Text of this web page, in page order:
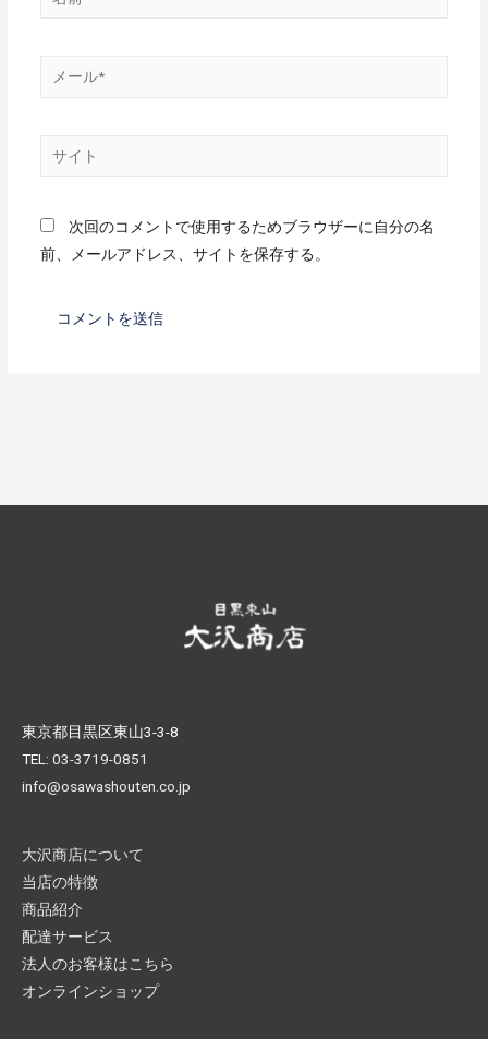
次回のコメントで使用するためブラウザーに自分の名
前、メールアドレス、サイトを保存する。
東京都目黒区東山3-3-8
TEL: 03-3719-0851
info@osawashouten.co.jp
大沢商店について
当店の特徴
商品紹介
配達サービス
法人のお客様はこちら
オンラインショップ